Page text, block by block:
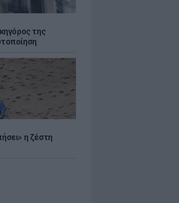
της
η ζέστη